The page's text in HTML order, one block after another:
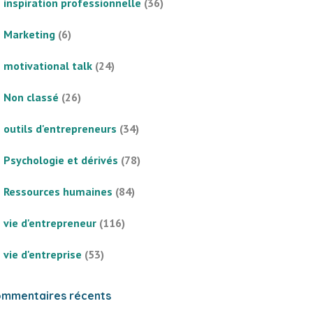
inspiration professionnelle (36)
Marketing (6)
motivational talk (24)
Non classé (26)
outils d'entrepreneurs (34)
Psychologie et dérivés (78)
Ressources humaines (84)
vie d'entrepreneur (116)
vie d'entreprise (53)
récents